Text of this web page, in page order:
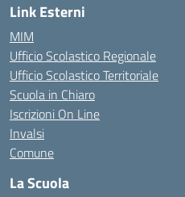
Link Esterni
MIM
Ufficio Scolastico Regionale
Ufficio Scolastico Territoriale
Scuola in Chiaro
Iscrizioni On Line
Invalsi
Comune
La Scuola